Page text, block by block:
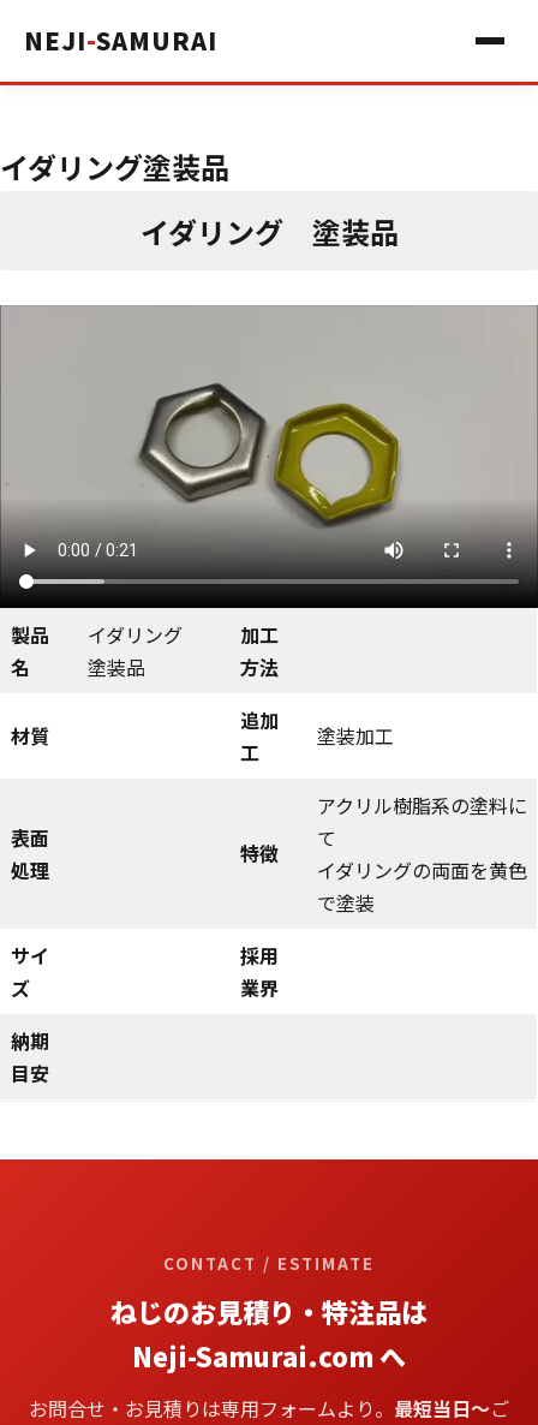
NEJI-SAMURAI
イダリング塗装品
イダリング 塗装品
製品
名
イダリング
塗装品
加工
方法
材質
追加
工
塗装加工
表面
処理
特徴
アクリル樹脂系の塗料に
て
イダリングの両面を黄色
で塗装
サイ
ズ
採用
業界
納期
目安
CONTACT / ESTIMATE
ねじのお見積り・特注品は
Neji-Samurai.com へ
お問合せ・お見積りは専用フォームより。 最短当日〜ご